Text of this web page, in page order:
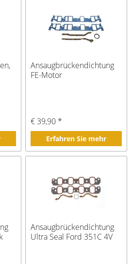
Ansaugbrückendichtung
FE-Motor
€ 39,90 *
Erfahren Sie mehr
Ansaugbrückendichtung
Ultra Seal Ford 351C 4V